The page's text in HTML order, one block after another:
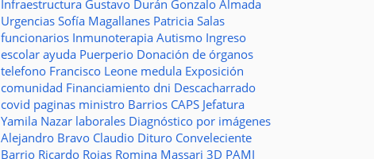
Infraestructura Gustavo Durán Gonzalo Almada
Urgencias Sofía Magallanes Patricia Salas
funcionarios Inmunoterapia Autismo Ingreso
escolar ayuda Puerperio Donación de órganos
telefono Francisco Leone medula Exposición
comunidad Financiamiento dni Descacharrado
covid paginas ministro Barrios CAPS Jefatura
Yamila Nazar laborales Diagnóstico por imágenes
Alejandro Bravo Claudio Dituro Conveleciente
Barrio Ricardo Rojas Romina Massari 3D PAMI